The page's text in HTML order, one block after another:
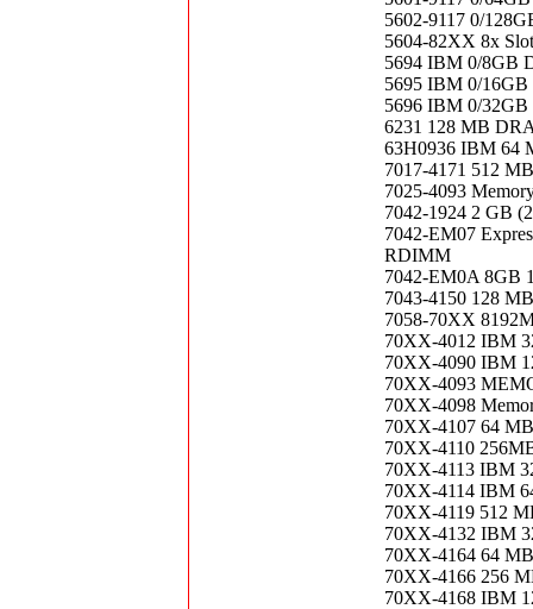
5602-9117 0/
5604-82XX 8x
5694 IBM 0/8GB
5695 IBM 0/
5696 IBM 0/
6231 128 MB
63H0936 IBM 64
7017-4171 512
7025-4093
7042-1924 2 GB
7042-EM07
RDIMM
7042-EM0A 8GB
7043-4150 128
7058-70XX
70XX-4012 IBM
70XX-4090 IBM
70XX-4093
70XX-4098
70XX-4107 64
70XX-4110
70XX-4113 IBM
70XX-4114 IBM
70XX-4119 512
70XX-4132 IBM
70XX-4164 64
70XX-4166 256
70XX-4168 IBM